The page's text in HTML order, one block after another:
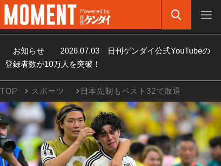
お知らせ 2026.07.03
日刊ゲンダイ公式YouTubeの
登録者数が10万人を突破！
TOP スポーツ 日本先制もベスト32で敗退